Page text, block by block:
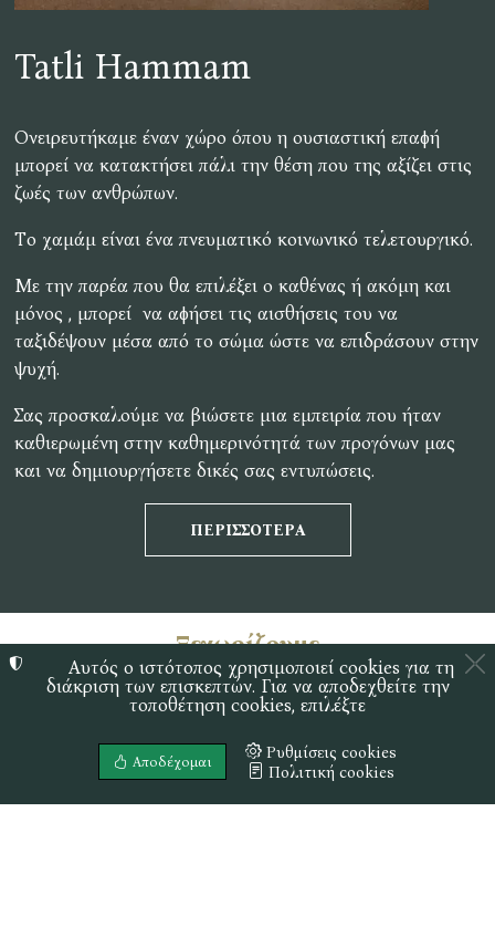
Tatli Hammam
Ονειρευτήκαμε έναν χώρο όπου η ουσιαστική επαφή
μπορεί να κατακτήσει πάλι την θέση που της αξίζει στις
ζωές των ανθρώπων.
Το χαμάμ είναι ένα πνευματικό κοινωνικό τελετουργικό.
Με την παρέα που θα επιλέξει ο καθένας ή ακόμη και
μόνος , μπορεί να αφήσει τις αισθήσεις του να
ταξιδέψουν μέσα από το σώμα ώστε να επιδράσουν στην
ψυχή.
Σας προσκαλούμε να βιώσετε μια εμπειρία που ήταν
καθιερωμένη στην καθημερινότητά των προγόνων μας
και να δημιουργήσετε δικές σας εντυπώσεις.
ΠΕΡΙΣΣΌΤΕΡΑ
Ξεχωρίζουμε
Αυτός ο ιστότοπος χρησιμοποιεί cookies για τη
διάκριση των επισκεπτών. Για να αποδεχθείτε την
τοποθέτηση cookies, επιλέξτε
Αποδέχομαι
Ρυθμίσεις cookies
Πολιτική cookies